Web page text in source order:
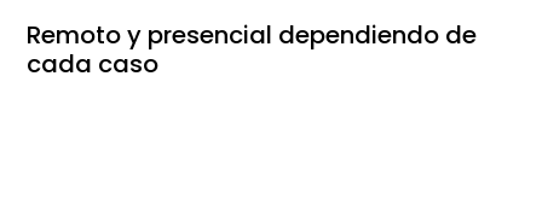
Remoto y presencial dependiendo de
cada caso